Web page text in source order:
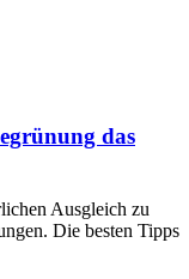
das
Ausgleich zu
Die besten Tipps